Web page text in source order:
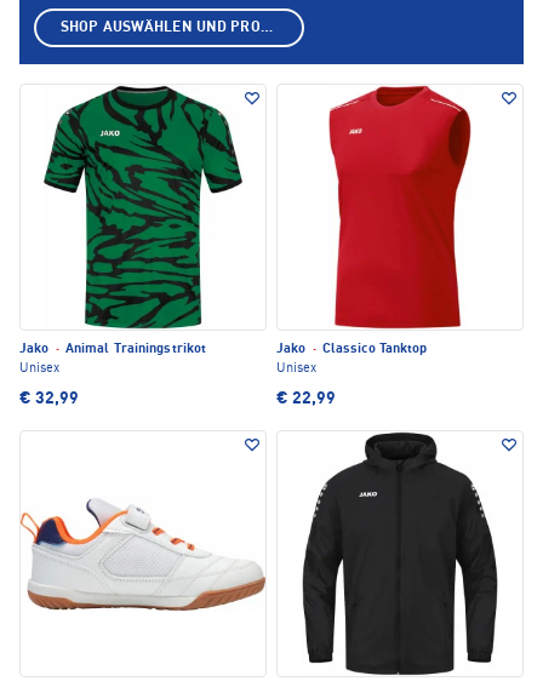
Jako · Animal Trainingstrikot
Unisex
€ 32,99
Jako · Classico Tanktop
Unisex
€ 22,99
SHOP AUSWÄHLEN UND PRODUKTE ANZEIGEN